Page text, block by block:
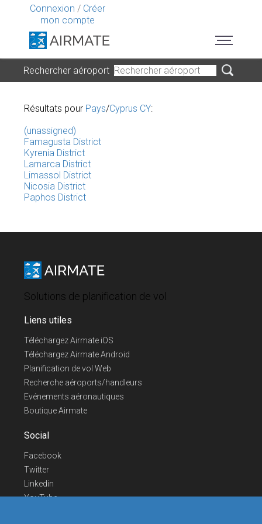
Connexion / Créer
mon compte
Rechercher aéroport
Résultats pour Pays/Cyprus CY:
(unassigned)
Famagusta District
Kyrenia District
Larnarca District
Limassol District
Nicosia District
Paphos District
Solutions de planification de vol
Liens utiles
Téléchargez Airmate iOS
Téléchargez Airmate Android
Planification de vol Web
Recherche aéroports/handleurs
Evénements aéronautiques
Boutique Airmate
Social
Facebook
Twitter
Linkedin
YouTube